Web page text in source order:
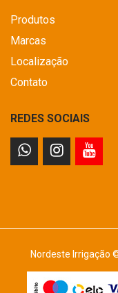
Produtos
Marcas
Localização
Contato
REDES SOCIAIS
Nordeste Irrigação